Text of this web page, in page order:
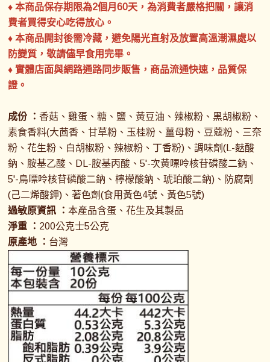
♦ 本商品保存期限為2個月60天，為消費者嚴格把關，讓消
費者買得安心吃得放心。
♦ 本商品開封後需冷藏，避免陽光直射及放置高溫潮濕處以
防變質，敬請儘早食用完畢。
♦ 實體店面與網路通路同步販售，商品流通快速，品質保
證。
成份 ：香菇、雞蛋、糖、鹽、黃豆油、辣椒粉、黑胡椒粉、
素食香料(大茴香、甘草粉、玉桂粉、薑母粉、豆蔻粉、三奈
粉、花生粉、白胡椒粉、辣椒粉、丁香粉)、調味劑(L-麩酸
鈉、胺基乙酸、DL-胺基丙酸、5'-次黃嘌呤核苷磷酸二鈉、
5'-鳥嘌呤核苷磷酸二鈉、檸檬酸鈉、琥珀酸二鈉)、防腐劑
(己二烯酸鉀)、著色劑(食用黃色4號、黃色5號)
過敏原資訊 ：本產品含蛋、花生及其製品
淨重 ： 200公克士5公克
原產地 ： 台灣